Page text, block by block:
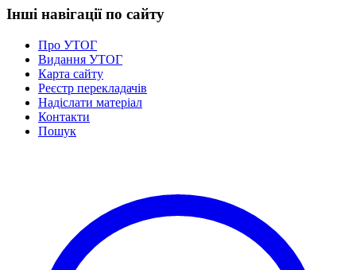
Інші навігації по сайту
Про УТОГ
Видання УТОГ
Карта сайту
Реєстр перекладачів
Надіслати матеріал
Контакти
Пошук